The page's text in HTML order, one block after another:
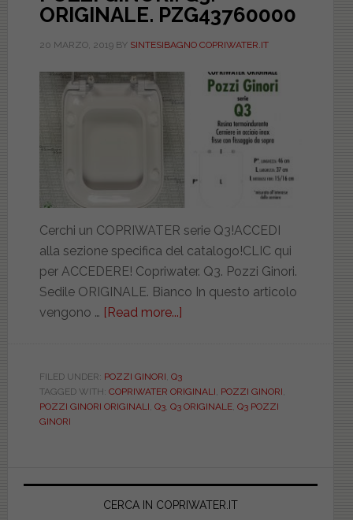
ORIGINALE. PZG43760000
20 MARZO, 2019BY SINTESIBAGNO COPRIWATER.IT
Cerchi un COPRIWATER serie Q3!ACCEDI
alla sezione specifica del catalogo!CLIC qui
per ACCEDERE! Copriwater. Q3. Pozzi Ginori.
Sedile ORIGINALE. Bianco In questo articolo
vengono … [Read more...]
Q3.
ORIGINALE.
PZG43760000
FILED UNDER: POZZI GINORI Q3
TAGGED WITH: COPRIWATER ORIGINALI POZZI GINORI
POZZI GINORI ORIGINALI Q3, Q3 ORIGINALE, Q3 POZZI
GINORI
Primary
CERCA IN COPRIWATER.IT